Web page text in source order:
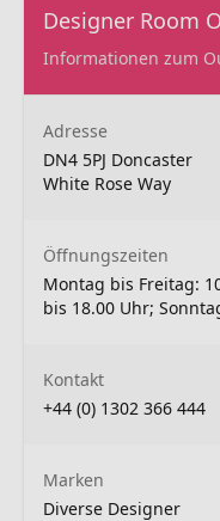
Designer Room
Informationen zum
Adresse
DN4 5PJ Doncaster
White Rose Way
Öffnungszeiten
Montag bis Freitag:
bis 18.00 Uhr;
Kontakt
+44 (0) 1302 366 444
Marken
Diverse Designer